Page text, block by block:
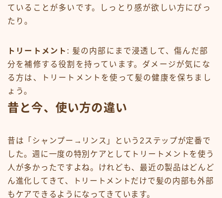
ていることが多いです。しっとり感が欲しい方にぴっ
たり。
トリートメント : 髪の内部にまで浸透して、傷んだ部
分を補修する役割を持っています。ダメージが気にな
る方は、トリートメントを使って髪の健康を保ちまし
ょう。
昔と今、使い方の違い
昔は「シャンプー→リンス」という2ステップが定番で
した。週に一度の特別ケアとしてトリートメントを使う
人が多かったですよね。けれども、最近の製品はどんど
ん進化してきて、トリートメントだけで髪の内部も外部
もケアできるようになってきています。